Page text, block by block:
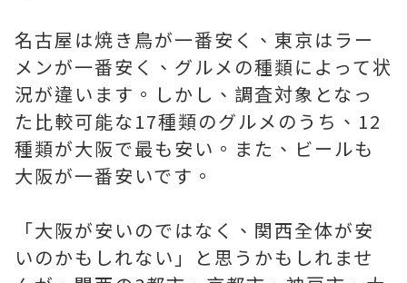
名古屋は焼き鳥が一番安く、東京はラー
メンが一番安く、グルメの種類によって状
況が違います。しかし、調査対象となっ
た比較可能な17種類のグルメのうち、12
種類が大阪で最も安い。また、ビールも
大阪が一番安いです。
「大阪が安いのではなく、関西全体が安
いのかもしれない」と思うかもしれませ